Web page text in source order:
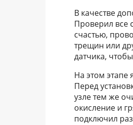
В качестве
Проверил все
счастью,
трещин или
датчика,
На этом
Перед
узле тем же
окисление и
подключил